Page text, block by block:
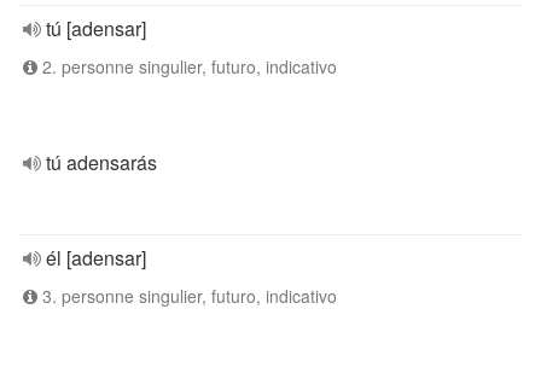
tú [adensar]
2. personne singulier, futuro, indicativo
tú adensarás
él [adensar]
3. personne singulier, futuro, indicativo